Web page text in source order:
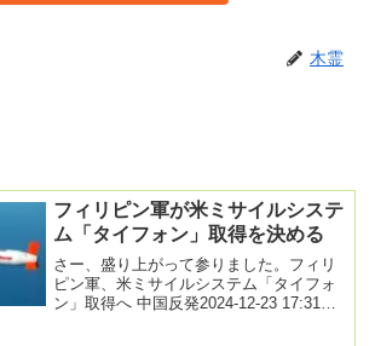
木霊
フィリピン軍が米ミサイルシステ
ム「タイフォン」取得を決める
さー、盛り上がって参りました。フィリ
ピン軍、米ミサイルシステム「タイフォ
ン」取得へ 中国反発2024-12-23 17:31フ